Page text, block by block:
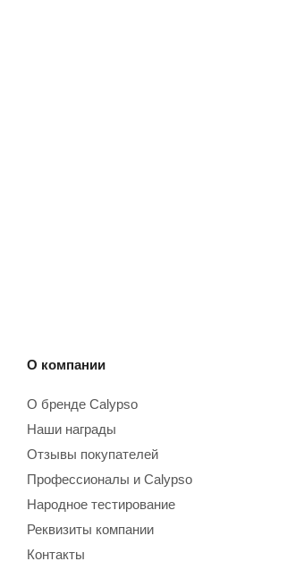
О компании
О бренде Calypso
Наши награды
Отзывы покупателей
Профессионалы и Calypso
Народное тестирование
Реквизиты компании
Контакты